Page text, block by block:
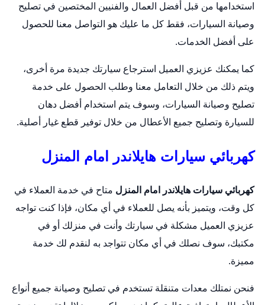
استخدامها من قبل أفضل العمال والفنيين المختصين في تصليح
وصيانة السيارات، فقط كل ما عليك هو التواصل معنا للحصول
على أفضل الخدمات.
كما يمكنك عزيزي العميل استرجاع سيارتك جديدة مرة أخرى،
ويتم ذلك من خلال التعامل معنا وطلب الحصول على خدمة
تصليح وصيانة السيارات، وسوف يتم استخدام أفضل دهان
للسيارة وتصليح جميع الأعطال من خلال توفير قطع غيار أصلية.
كهربائي سيارات هايلاندر امام المنزل
كهربائي سيارات هايلاندر امام المنزل متاح في خدمة العملاء في
كل وقت، ويتميز بأنه يصل للعملاء في أي مكان، فإذا كنت تواجه
عزيزي العميل مشكلة في سيارتك وأنت في منزلك أو في
مكتبك، سوف نصلك في أي مكان تتواجد به لنقدم لك خدمة
مميزة.
فنحن نمتلك معدات متنقلة تستخدم في تصليح وصيانة جميع أنواع